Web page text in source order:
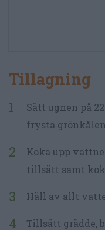
Tillagning
Sätt ugnen på
frysta grönkålen.
Koka upp
tillsätt samt
Häll av allt
Tillsätt grädde,